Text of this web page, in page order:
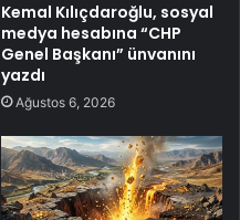
Kemal Kılıçdaroğlu, sosyal
medya hesabına “CHP
Genel Başkanı” ünvanını
yazdı
Ağustos 6, 2026